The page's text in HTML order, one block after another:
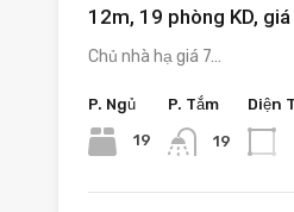
12m, 19 phòng KD,
Chủ nhà hạ giá 7…
P. Ngủ
19
P. Tắm
19
Diện